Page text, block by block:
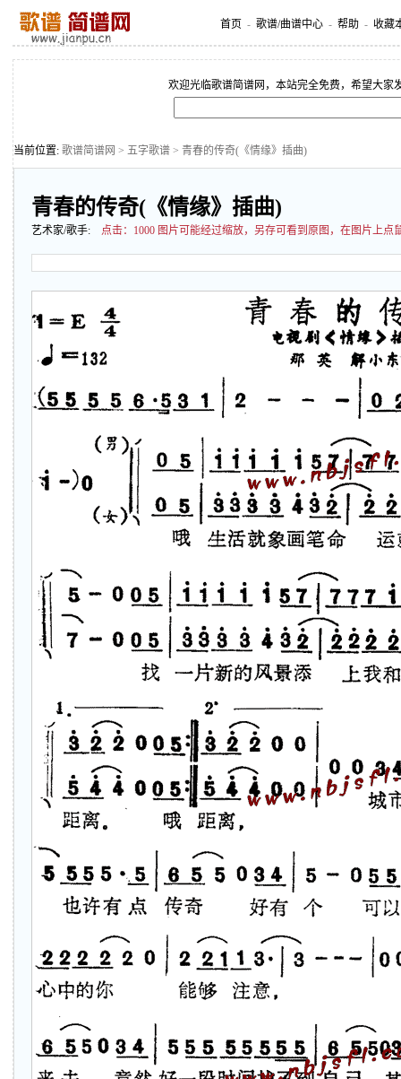
首页 - 歌谱/曲谱中心 - 帮助 - 收藏
欢迎光临歌谱简谱网，本站完全免费，希望大家
当前位置: 歌谱简谱网 > 五字歌谱 > 青春的传奇(《情缘》插曲)
青春的传奇(《情缘》插曲)
艺术家/歌手: 点击： 1000 图片可能经过缩放，另存可看到原图，在图片上